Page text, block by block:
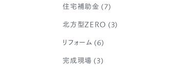
住宅補助金 (7)
北方型ZERO (3)
リフォーム (6)
完成現場 (3)